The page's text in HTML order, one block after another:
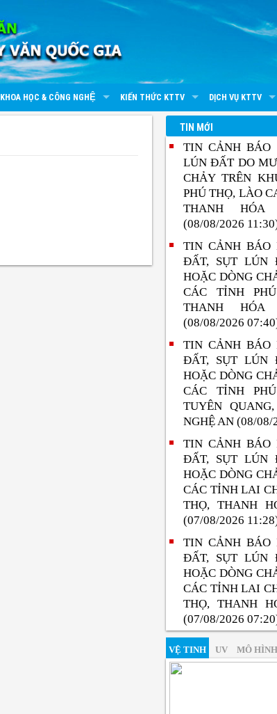
KHOA HỌC & CÔNG NGHỆ KIẾN THỨC KTTV DỊCH VỤ KTTV
TIN MỚI
TIN CẢNH BÁO
LÚN ĐẤT DO
CHẢY TRÊN
PHÚ THỌ, LÀO
THANH
(08/08/2026
TIN CẢNH BÁO
ĐẤT, SỤT LÚN
HOẶC DÒNG
CÁC TỈNH
THANH
(08/08/2026
TIN CẢNH BÁO
ĐẤT, SỤT LÚN
HOẶC DÒNG
CÁC TỈNH
TUYÊN
NGHỆ AN (08/08/
TIN CẢNH BÁO
ĐẤT, SỤT LÚN
HOẶC DÒNG
CÁC TỈNH LAI
THỌ, THANH
(07/08/2026
TIN CẢNH BÁO
ĐẤT, SỤT LÚN
HOẶC DÒNG
CÁC TỈNH LAI
THỌ, THANH
(07/08/2026
VỆ TINH UV MÔ HÌNH